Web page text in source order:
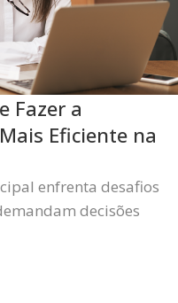
Fazer a
Eficiente na
enfrenta desafios
decisões